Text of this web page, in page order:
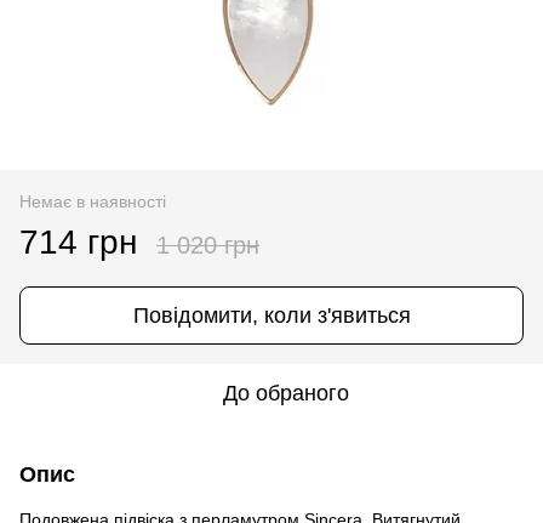
Немає в наявності
714 грн 1 020 грн
Повідомити, коли з'явиться
До обраного
Опис
Подовжена підвіска з перламутром Sincera. Витягнутий